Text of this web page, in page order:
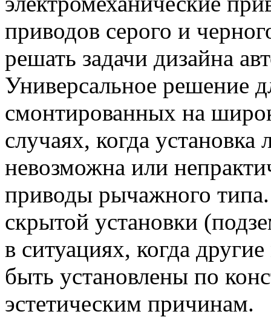
приводов серого и
решать задачи дизайна
Универсальное решение
смонтированных на
случаях, когда
невозможна или
приводы рычажного
скрытой установки
в ситуациях, когда
быть установлены по
эстетическим причинам.